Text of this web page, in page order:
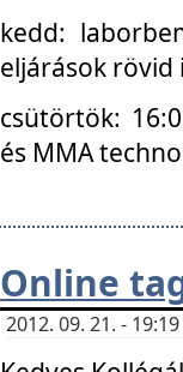
kedd:
eljárások
csütörtök:
és MMA
Online
2012. 09. 21. -